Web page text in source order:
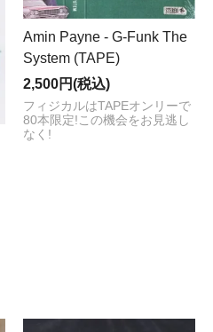
Amin Payne - G-Funk The
System (TAPE)
2,500円(税込)
フィジカルはTAPEオンリーで
80本限定!この機会をお見逃し
なく!